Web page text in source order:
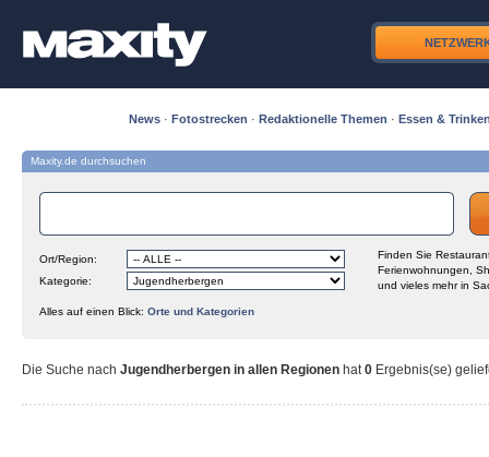
News · Fotostrecken · Redaktionelle Themen · Essen &
Maxity.de durchsuchen
Ort/Region:
Kategorie:
Finden Sie
Ferienwohnungen,
und vieles mehr in
Alles auf einen Blick: Orte und Kategorien
Die Suche nach Jugendherbergen in allen Regionen hat0 Ergebnis(se)